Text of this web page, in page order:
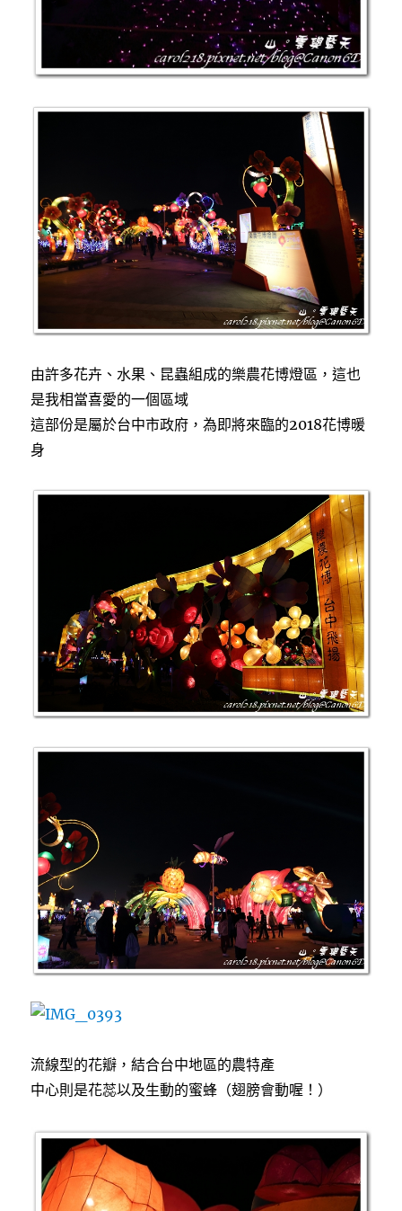
由許多花卉、水果、昆蟲組成的樂農花博燈區，這也
是我相當喜愛的一個區域
這部份是屬於台中市政府，為即將來臨的2018花博暖
身
流線型的花瓣，結合台中地區的農特產
中心則是花蕊以及生動的蜜蜂（翅膀會動喔！）